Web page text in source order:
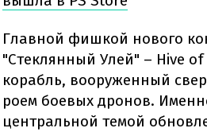
Главной фишкой нового
"Стеклянный Улей" – Hive
корабль, вооруженный
роем боевых дронов.
центральной темой